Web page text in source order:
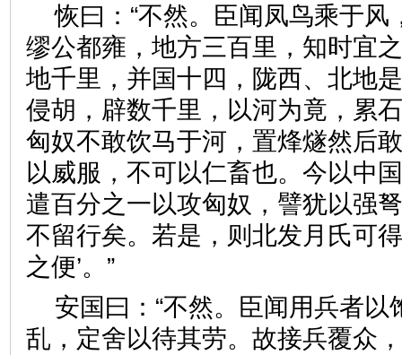
恢曰：“不然。臣闻凤鸟乘于风
缪公都雍，地方三百里，知时宜
地千里，并国十四，陇西、北地
侵胡，辟数千里，以河为竟，累
匈奴不敢饮马于河，置烽燧然后
以威服，不可以仁畜也。今以中
遣百分之一以攻匈奴，譬犹以强
不留行矣。若是，则北发月氏可
之便’。”
安国曰：“不然。臣闻用兵者
乱，定舍以待其劳。故接兵覆众